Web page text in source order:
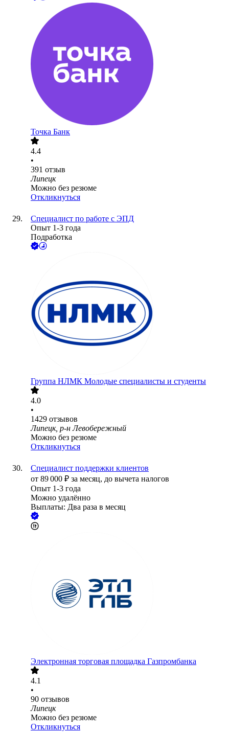
Точка Банк
4.4
•
391 отзыв
Липецк
Можно без резюме
Откликнуться
Специалист по работе с ЭПД
Опыт 1-3 года
Подработка
Группа НЛМК Молодые специалисты и студенты
4.0
•
1429 отзывов
Липецк, р-н Левобережный
Можно без резюме
Откликнуться
Специалист поддержки клиентов
от 89 000 ₽ за месяц, до вычета налогов
Опыт 1-3 года
Можно удалённо
Выплаты: Два раза в месяц
Электронная торговая площадка Газпромбанка
4.1
•
90 отзывов
Липецк
Можно без резюме
Откликнуться